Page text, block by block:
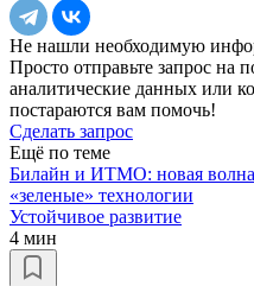
Не нашли необходимую
Просто отправьте запрос на
аналитические данных или
постараются вам помочь!
Сделать запрос
Ещё по теме
Билайн и ИТМО: новая волна
«зеленые» технологии
Устойчивое развитие
4 мин